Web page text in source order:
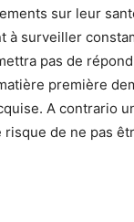
sur leur
à surveiller
pas de
première
A contrario
de ne pas